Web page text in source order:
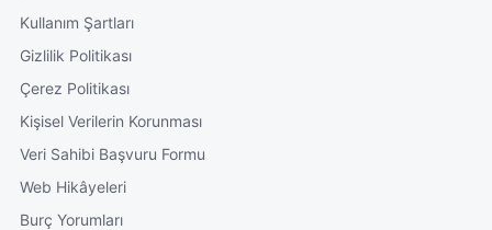
Kullanım Şartları
Gizlilik Politikası
Çerez Politikası
Kişisel Verilerin Korunması
Veri Sahibi Başvuru Formu
Web Hikâyeleri
Burç Yorumları